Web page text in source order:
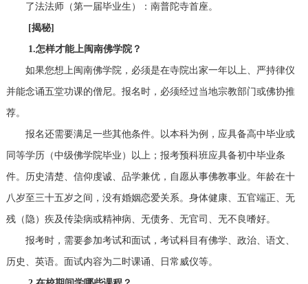
了法法师（第一届毕业生）：南普陀寺首座。
[揭秘]
1.怎样才能上闽南佛学院？
如果您想上闽南佛学院，必须是在寺院出家一年以上、严持律仪
并能念诵五堂功课的僧尼。报名时，必须经过当地宗教部门或佛协推
荐。
报名还需要满足一些其他条件。以本科为例，应具备高中毕业或
同等学历（中级佛学院毕业）以上；报考预科班应具备初中毕业条
件。历史清楚、信仰虔诚、品学兼优，自愿从事佛教事业。年龄在十
八岁至三十五岁之间，没有婚姻恋爱关系。身体健康、五官端正、无
残（隐）疾及传染病或精神病、无债务、无官司、无不良嗜好。
报考时，需要参加考试和面试，考试科目有佛学、政治、语文、
历史、英语。面试内容为二时课诵、日常威仪等。